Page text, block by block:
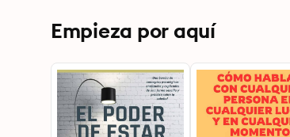
Empieza por aquí